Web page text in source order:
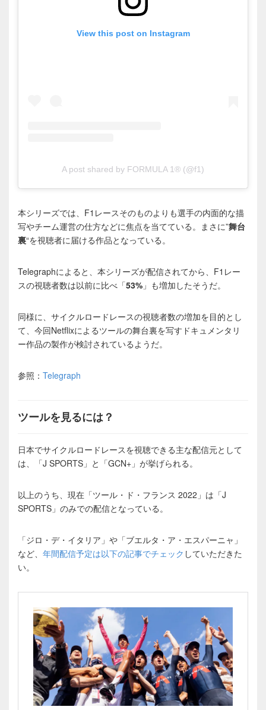
View this post on Instagram
A post shared by FORMULA 1® (@f1)
本シリーズでは、F1レースそのものよりも選手の内面的な描
写やチーム運営の仕方などに焦点を当てている。まさに”舞台
裏“を視聴者に届ける作品となっている。
Telegraphによると、本シリーズが配信されてから、F1レー
スの視聴者数は以前に比べ「53% 」も増加したそうだ。
同様に、サイクルロードレースの視聴者数の増加を目的とし
て、今回Netflixによるツールの舞台裏を写すドキュメンタリ
ー作品の製作が検討されているようだ。
参照： Telegraph
ツールを見るには？
日本でサイクルロードレースを視聴できる主な配信元として
は、「J SPORTS」と「GCN+」が挙げられる。
以上のうち、現在「ツール・ド・フランス 2022」は「J
SPORTS」のみでの配信となっている。
「ジロ・デ・イタリア」や「ブエルタ・ア・エスパーニャ」
など、 年間配信予定は以下の記事でチェック していただきた
い。